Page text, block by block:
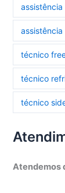
técnico
técnico
técnico
Atendemos